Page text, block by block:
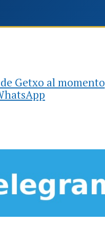
Getxo al momento